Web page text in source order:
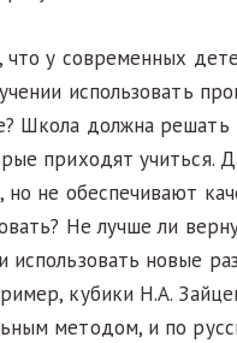
что у современных
использовать
Школа должна решать
приходят учиться.
не обеспечивают
Не лучше ли
использовать новые
кубики Н.А.
методом, и по